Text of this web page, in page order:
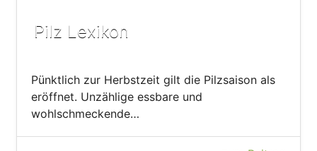
Pilz Lexikon
Pünktlich zur Herbstzeit gilt die Pilzsaison als
eröffnet. Unzählige essbare und
wohlschmeckende…